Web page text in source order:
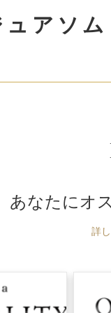
ュアソ
あなたにオ
詳